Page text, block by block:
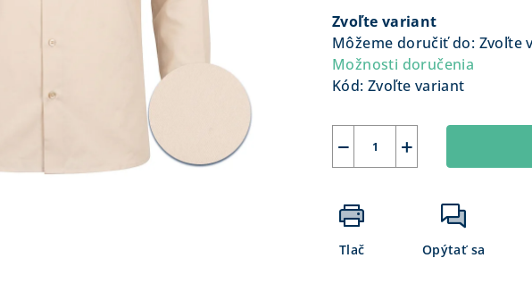
cena:
Zvoľte variant
Môžeme doručiť do: Zvoľte
Možnosti doručenia
Kód: Zvoľte variant
+
−
Tlač Opýtať sa